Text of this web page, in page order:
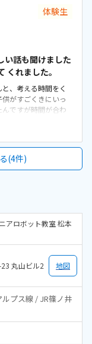
週送り迎えしなくて
、楽しいと言って
体験生
い話も聞けました
くれました。
、考える時間をく
がすごくきにいっ
ですが時間が合わ
とおもいます。駐
は有料をつかいま
だれていたのがき
とかんじました。
りまでブロックを
(4件)
アロボット教室 松本
丸山ビル2
地図
ルプス線 / JR篠ノ井